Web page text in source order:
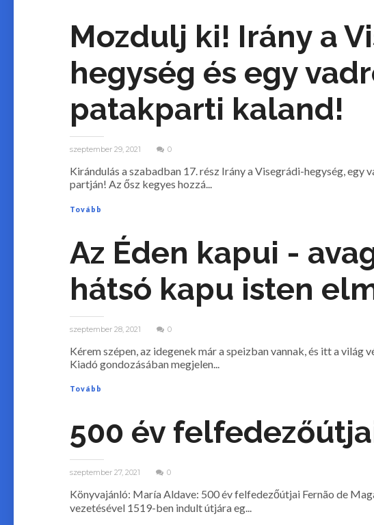
Mozdulj ki! Irány a
hegység és egy
patakparti kaland!
szeptember 29, 2021 0
Kirándulás a szabadban 17. rész Irány a Visegrádi-hegység,
partján! Az ősz kegyes hozzá...
Tovább
Az Éden kapui -
hátsó kapu isten
szeptember 28, 2021 0
Kérem szépen, az idegenek már a speizban vannak, és itt a világ
Kiadó gondozásában megjelen...
Tovább
500 év
szeptember 27, 2021 0
Könyvajánló: María Aldave: 500 év felfedezőútjai Fernão de
vezetésével 1519-ben indult útjára eg...